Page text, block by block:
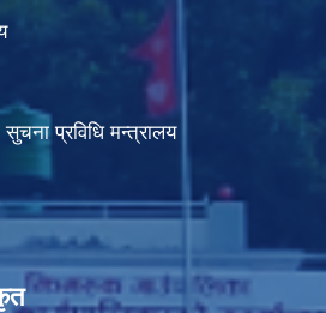
प्रविधि मन्त्रालय